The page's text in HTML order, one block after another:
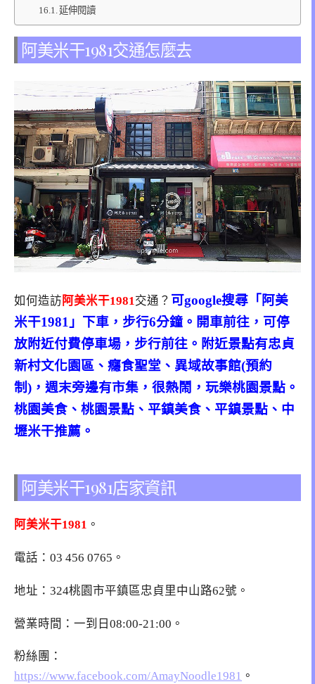
延伸閱讀
阿美米干1981交通怎麼去
如何造訪 阿美米干1981 交通？ 可google搜尋「阿美
米干1981」下車，步行6分鐘。開車前往，可停
放附近付費停車場，步行前往。附近景點有忠貞
新村文化園區、癮食聖堂、異域故事館(預約
制)，週末旁邊有市集，很熱鬧，玩樂桃園景點。
桃園美食、桃園景點、平鎮美食、平鎮景點、中
壢米干推薦。
阿美米干1981店家資訊
阿美米干1981 。
電話： 03 456 0765 。
地址：324桃園市平鎮區忠貞里中山路62號。
營業時間：一到日08:00-21:00。
粉絲團：
https://www.facebook.com/AmayNoodle1981 。